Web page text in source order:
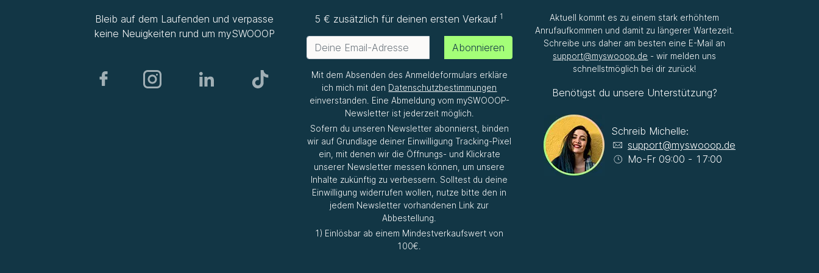
Bleib auf dem Laufenden und verpasse
keine Neuigkeiten rund um mySWOOOP
5 € zusätzlich für deinen ersten Verkauf 1
Abonnieren
Mit dem Absenden des Anmeldeformulars erkläre
ich mich mit den Datenschutzbestimmungen
einverstanden. Eine Abmeldung vom mySWOOOP-
Newsletter ist jederzeit möglich.
Sofern du unseren Newsletter abonnierst, binden
wir auf Grundlage deiner Einwilligung Tracking-Pixel
ein, mit denen wir die Öffnungs- und Klickrate
unserer Newsletter messen können, um unsere
Inhalte zukünftig zu verbessern. Solltest du deine
Einwilligung widerrufen wollen, nutze bitte den in
jedem Newsletter vorhandenen Link zur
Abbestellung.
1) Einlösbar ab einem Mindestverkaufswert von
100€.
Aktuell kommt es zu einem stark erhöhtem
Anrufaufkommen und damit zu längerer Wartezeit.
Schreibe uns daher am besten eine E-Mail an
support@myswooop.de - wir melden uns
schnellstmöglich bei dir zurück!
Benötigst du unsere Unterstützung?
Schreib Michelle:
support@myswooop.de
Mo-Fr 09:00 - 17:00